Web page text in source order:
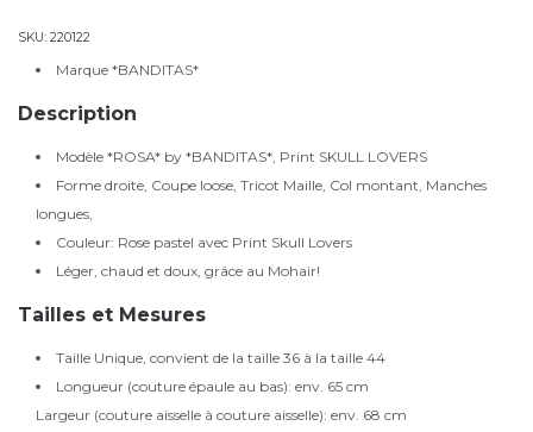
SKU: 220122
Marque *BANDITAS*
Description
Modèle *ROSA* by *BANDITAS*, Print SKULL LOVERS
Forme droite, Coupe loose, Tricot Maille, Col montant, Manches
longues,
Couleur: Rose pastel avec Print Skull Lovers
Léger, chaud et doux, grâce au Mohair!
Tailles et Mesures
Taille Unique, convient de la taille 36 à la taille 44
Longueur (couture épaule au bas): env. 65 cm
Largeur (couture aisselle à couture aisselle): env. 68 cm